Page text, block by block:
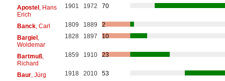
Apostel, Hans
Erich
1901 1972 70
Banck, Carl 1809 1889
2
Bargiel,
Woldemar
1828 1897 10
Bartmuß,
Richard
1859 1910 23
Baur, Jürg 1918 2010
53